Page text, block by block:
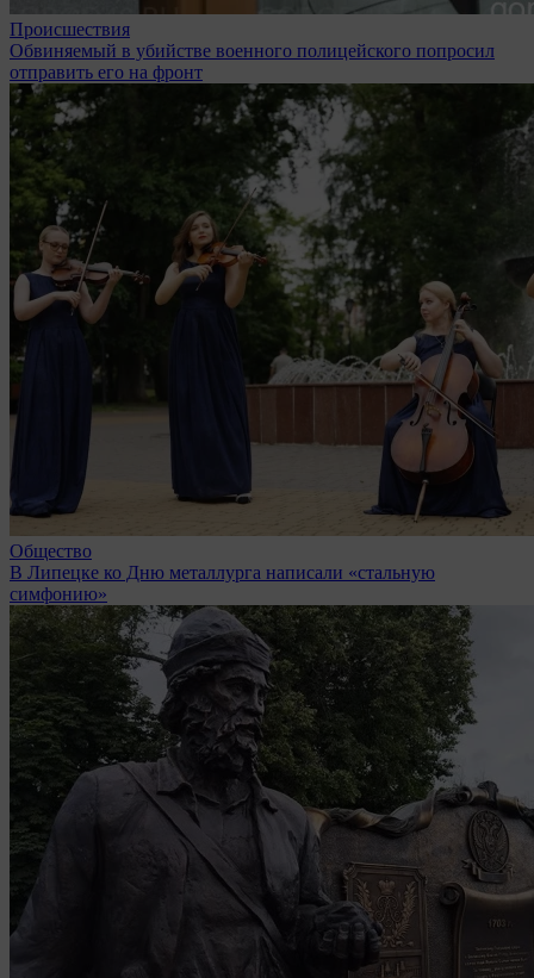
Происшествия
Обвиняемый в убийстве военного полицейского попросил
отправить его на фронт
Общество
В Липецке ко Дню металлурга написали «стальную
симфонию»